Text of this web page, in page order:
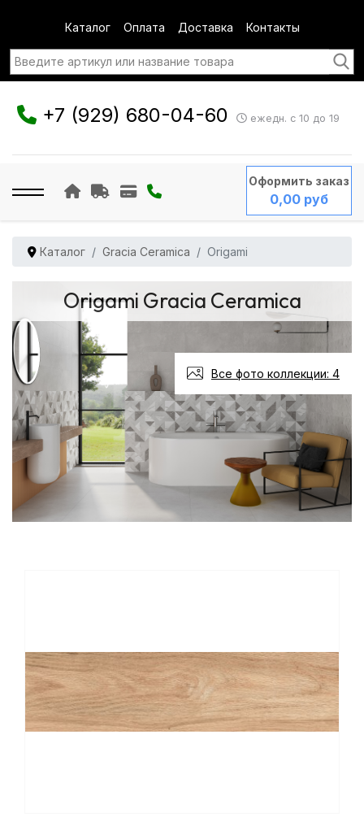
Каталог Оплата Доставка Контакты
+7 (929) 680-04-60 ежедн. с 10 до 19
Оформить заказ
0,00 руб
Каталог Gracia Ceramica Origami
Origami Gracia Ceramica
Все фото коллекции: 4